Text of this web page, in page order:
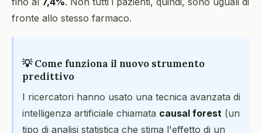
fronte allo stesso farmaco.
💡 Come funziona il nuovo strumento
predittivo
I ricercatori hanno usato una tecnica avanzata di
intelligenza artificiale chiamata causal forest (un
tipo di analisi statistica che stima l'effetto di un